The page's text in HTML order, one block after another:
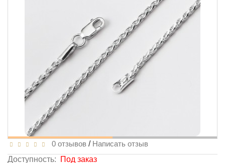
0 отзывов / Написать отзыв
Доступность:
Под заказ